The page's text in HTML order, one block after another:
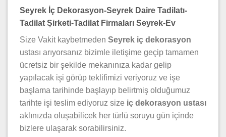
Seyrek İç Dekorasyon-Seyrek Daire Tadilatı-
Tadilat Şirketi-Tadilat Firmaları Seyrek-Ev
Size Vakit kaybetmeden Seyrek iç dekorasyon
ustası arıyorsanız bizimle iletişime geçip tamamen
ücretsiz bir şekilde mekanınıza kadar gelip
yapılacak işi görüp teklifimizi veriyoruz ve işe
başlama tarihinde başlayıp belirtmiş olduğumuz
tarihte işi teslim ediyoruz size iç dekorasyon ustası
aklınızda oluşabilicek her türlü soruyu gün içinde
bizlere ulaşarak sorabilirsiniz.